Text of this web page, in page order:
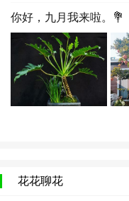
你好，九月我来啦。💐
花花聊花